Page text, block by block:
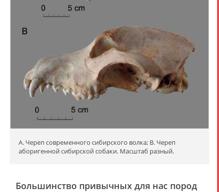
А. Череп современного сибирского волка; B. Череп
аборигенной сибирской собаки. Масштаб разный.
Большинство привычных для нас пород